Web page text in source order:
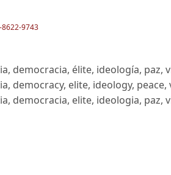
9743
democracia, élite, ideología, paz,
democracy, elite, ideology, peace,
democracia, elite, ideologia, paz,